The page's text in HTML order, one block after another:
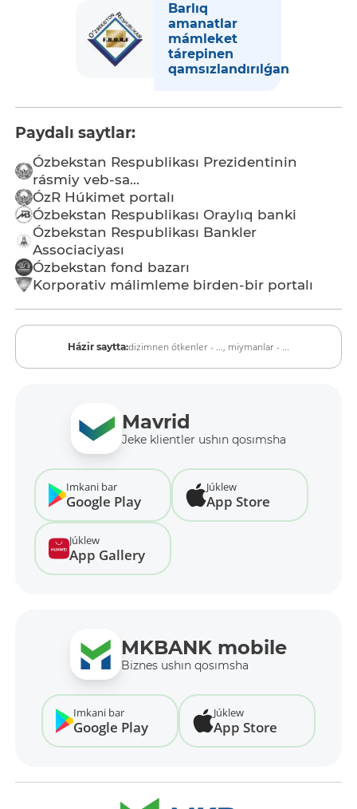
Barlıq
amanatlar
mámleket
tárepinen
qamsızlandırılǵan
Paydalı saytlar:
Ózbekstan Respublikası Prezidentinin
rásmiy veb-sa...
ÓzR Húkimet portalı
Ózbekstan Respublikası Oraylıq banki
Ózbekstan Respublikası Bankler
Associaciyası
Ózbekstan fond bazarı
Korporativ málimleme birden-bir portalı
Házir saytta:dizimnen ótkenler - ..., miymanlar - ...
Mavrid
Jeke klientler ushın qosımsha
Imkani bar
Google Play
Júklew
App Store
Júklew
App Gallery
MKBANK mobile
Biznes ushın qosımsha
Imkani bar
Google Play
Júklew
App Store